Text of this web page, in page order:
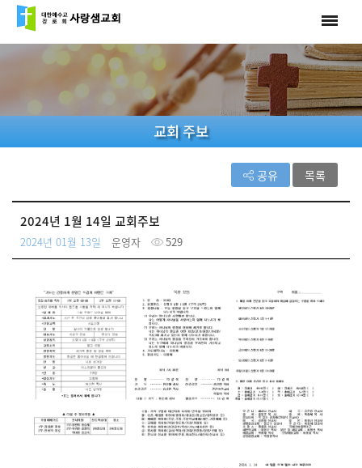
교회 주보
공유 목록
2024년 1월 14일 교회주보
2024년 01월 13일 운영자 529